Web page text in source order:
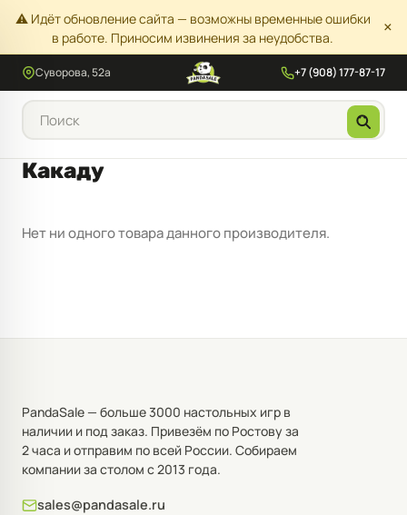
⚠️ Идёт обновление сайта — возможны временные ошибки
в работе. Приносим извинения за неудобства.
×
Суворова, 52а +7 (908) 177-87-17
Какаду
Нет ни одного товара данного производителя.
PandaSale — больше 3000 настольных игр в
наличии и под заказ. Привезём по Ростову за
2 часа и отправим по всей России. Собираем
компании за столом с 2013 года.
sales@pandasale.ru